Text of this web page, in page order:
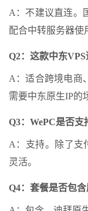
A：不建议直连。
配合中转服务器使
Q2：这款中东VPS
A：适合跨境电商
需要中东原生IP的
Q3：WePC是否支
A：支持。除了支
灵活。
Q4：套餐是否包含